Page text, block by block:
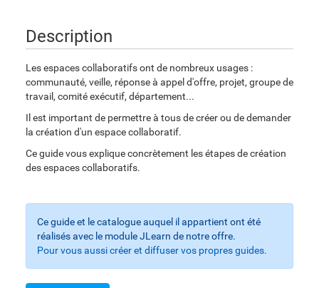
Description
Les espaces collaboratifs ont de nombreux usages :
communauté, veille, réponse à appel d'offre, projet, groupe de
travail, comité exécutif, département...
Il est important de permettre à tous de créer ou de demander
la création d'un espace collaboratif.
Ce guide vous explique concrètement les étapes de création
des espaces collaboratifs.
Ce guide et le catalogue auquel il appartient ont été
réalisés avec le module JLearn de notre offre.
Pour vous aussi créer et diffuser vos propres guides.